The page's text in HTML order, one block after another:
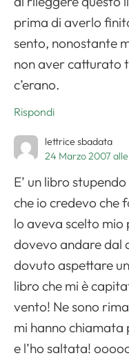
prima di averlo
sento, nonostante
non aver catturato
c’erano.
Rispondi
lettrice sbadata
24 Marzo 2007
E’ un libro
che io credevo che
lo aveva scelto mio
dovevo andare dal
dovuto aspettare
libro che mi è
vento! Ne sono
mi hanno chiamata
e l’ho saltata!